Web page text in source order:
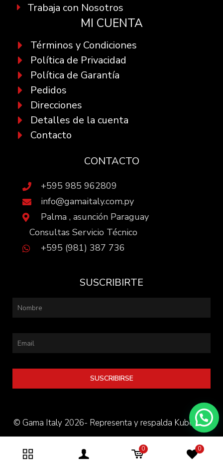
Trabaja con Nosotros
MI CUENTA
Términos y Condiciones
Política de Privacidad
Política de Garantía
Pedidos
Direcciones
Detalles de la cuenta
Contacto
CONTACTO
+595 985 962809
info@gamaitaly.com.py
Palma , asunción Paraguay
Consultas Servicio Técnico
+595 (981) 387 736
SUSCRIBIRTE
SUSCRIBIRSE
© Gama Italy 2026- Representa y respalda Kube S.A.
0 0